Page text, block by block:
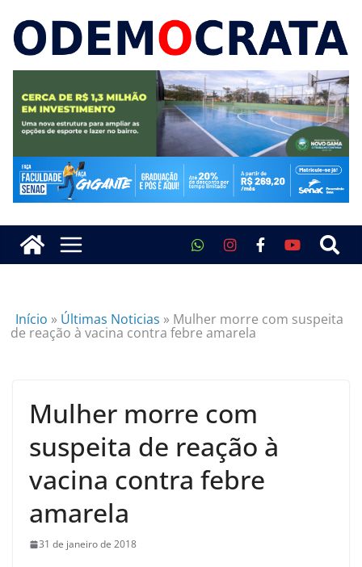
Início » Últimas Noticias » Mulher morre com suspeita
de reação à vacina contra febre amarela
Mulher morre com
suspeita de reação à
vacina contra febre
amarela
31 de janeiro de 2018